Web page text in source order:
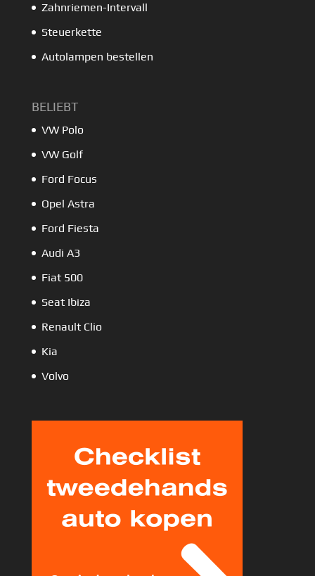
Zahnriemen-Intervall
Steuerkette
Autolampen bestellen
BELIEBT
VW Polo
VW Golf
Ford Focus
Opel Astra
Ford Fiesta
Audi A3
Fiat 500
Seat Ibiza
Renault Clio
Kia
Volvo